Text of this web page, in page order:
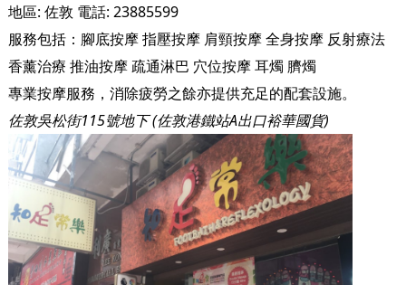
地區: 佐敦 電話: 23885599
服務包括： 腳底按摩指壓按摩 肩頸按摩全身按摩 反射療法
香薰治療 推油按摩疏通淋巴 穴位按摩耳燭 臍燭
專業按摩服務，消除疲勞之餘亦提供充足的配套設施。
佐敦吳松街115號地下 (佐敦港鐵站A出口裕華國貨)